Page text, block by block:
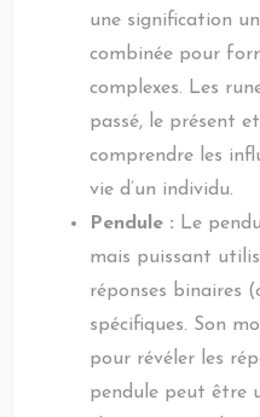
une signification
combinée pour
complexes. Les
passé, le présent
comprendre les
vie d’un individu.
Pendule : Le
mais puissant
réponses binaires
spécifiques. Son
pour révéler les
pendule peut être